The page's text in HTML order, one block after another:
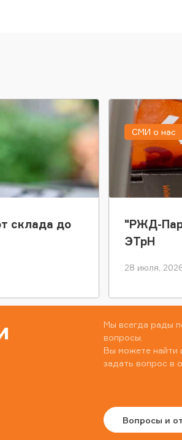
склада до
"РЖД-
ЭТрН
28 июля,
СМИ о нас
Мы всегда рады
вопросы.
Вы можете найти
задать вопрос в
Вопросы и